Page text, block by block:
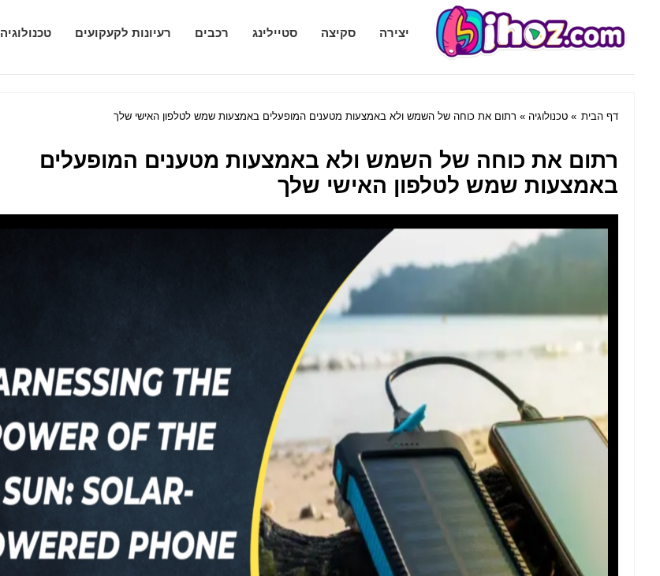
Bihoz.com יצירה סקיצה סטיילינג רכבים רעיונות לקעקועים טכנולוגיה
דף הבית » טכנולוגיה » רתום את כוחה של השמש ולא באמצעות מטענים המופעלים באמצעות שמש לטלפון האישי שלך
רתום את כוחה של השמש ולא באמצעות מטענים המופעלים
באמצעות שמש לטלפון האישי שלך